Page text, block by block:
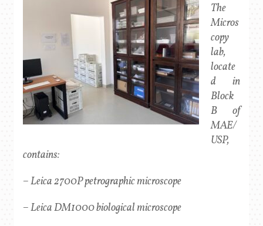
The
Micros
copy
lab,
locate
d in
Block
B of
MAE/
USP,
contains:
– Leica 2700P petrographic microscope
– Leica DM1000 biological microscope